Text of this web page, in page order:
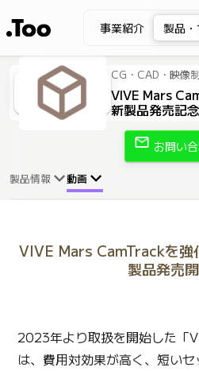
事業紹介 製品
CG・CAD・映像
VIVE Mars
新製品発売記
mail お問い
製品情報 動画
VIVE Mars CamTrackを強
製品発売
2023年より取扱を開始した「
は、費用対効果が高く、短い